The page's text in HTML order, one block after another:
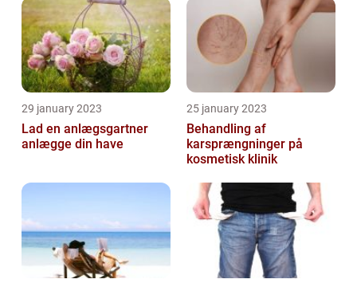
29 january 2023
Lad en anlægsgartner
anlægge din have
25 january 2023
Behandling af
karsprængninger på
kosmetisk klinik